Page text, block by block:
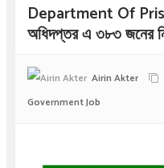
Department Of
অধিদপ্তর এ ৩৮৩ জনের
Airin Akter
Government Job